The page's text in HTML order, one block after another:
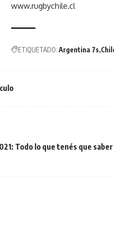
www.rugbychile.cl
ETIQUETADO: Argentina 7s
Todo lo que tenés que saber